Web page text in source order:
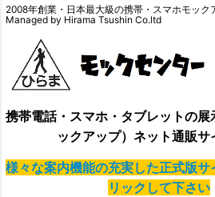
2008年創業・日本最大級の携帯・スマホモッ
Managed by Hirama Tsushin Co.ltd
携帯電話・スマホ・タブレットの
ックアップ）ネット通販サ
様々な案内機能の充実した正式版サ
リックして下さい